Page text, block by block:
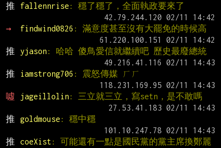
推
fallennrise : 穩了穩了，全面執政要來了
→
findwind0826 : 滿意度甚至沒有大罷免的時候高
推
yjason: 哈哈 傻鳥愛信就繼續吧 歷史最廢總統
推
iamstrong706 : 震怒傳媒 ㄏㄏ
噓
jageillolin: 三立就三立，寫setn，是不敢嗎
推
goldmouse : 穩中穩
推
coeXist : 可能還有一點是國民黨的黨主席換鄭麗